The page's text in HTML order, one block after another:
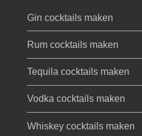
Gin cocktails maken
Rum cocktails maken
Tequila cocktails maken
Vodka cocktails maken
Whiskey cocktails maken